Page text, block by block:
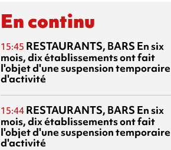
En continu
15:45 RESTAURANTS, BARS En six
mois, dix établissements ont fait
l'objet d'une suspension temporaire
d'activité
15:44 RESTAURANTS, BARS En six
mois, dix établissements ont fait
l'objet d'une suspension temporaire
d'activité